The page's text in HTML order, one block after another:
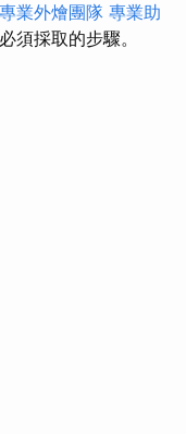
業外燴團隊 專業助
須採取的步驟。